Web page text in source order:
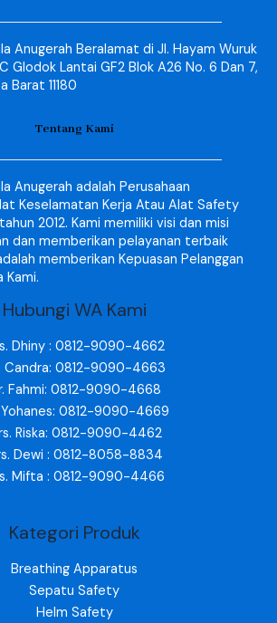
Anugerah Beralamat di Jl. Hayam Wuruk
Glodok Lantai GF2 Blok A26 No. 6 Dan 7,
Barat 11180
Tentang Kami
Anugerah adalah Perusahaan
Keselamatan Kerja Atau Alat Safety
2012. Kami memiliki visi dan misi
dan memberikan pelayanan terbaik
memberikan Kepuasan Pelanggan
Hubungi WA Kami
Dhiny : 0812-9090-4662
Candra: 0812-9090-4663
Fahmi: 0812-9090-4668
Yohanes: 0812-9090-4669
Riska: 0812-9090-4462
Dewi : 0812-8058-8834
Mifta : 0812-9090-4466
Kategori Produk
Breathing Apparatus
Sepatu Safety
Helm Safety